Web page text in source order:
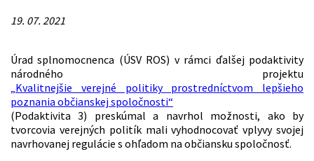
19. 07. 2021
Úrad splnomocnenca (ÚSV ROS) v rámci ďalšej podaktivity
národného projektu
„Kvalitnejšie verejné politiky prostredníctvom lepšieho
poznania občianskej spoločnosti“
(Podaktivita 3) preskúmal a navrhol možnosti, ako by
tvorcovia verejných politík mali vyhodnocovať vplyvy svojej
navrhovanej regulácie s ohľadom na občiansku spoločnosť.